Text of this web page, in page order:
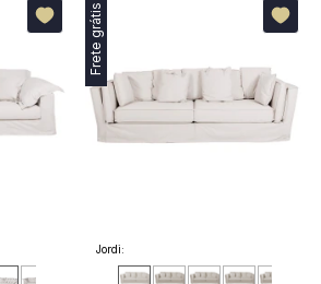
Frete grátis
Jordi: